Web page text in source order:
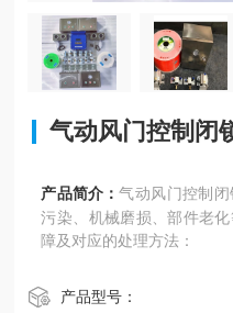
气动风门控制闭
产品简介：气动风门控制
污染、机械磨损、部件老
障及对应的处理方法：
产品型号：